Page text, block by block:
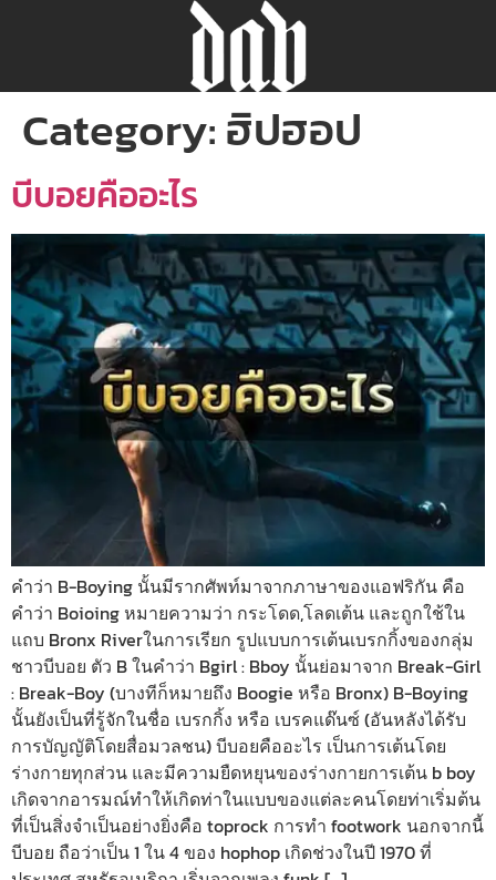
Category:ฮิปฮอป
บีบอยคืออะไร
คำว่า B-Boying นั้นมีรากศัพท์มาจากภาษาของแอฟริกัน คือ
คำว่า Boioing หมายความว่า กระโดด,โลดเต้น และถูกใช้ใน
แถบ Bronx Riverในการเรียก รูปแบบการเต้นเบรกกิ้งของกลุ่ม
ชาวบีบอย ตัว B ในคำว่า Bgirl : Bboy นั้นย่อมาจาก Break-Girl
: Break-Boy (บางทีก็หมายถึง Boogie หรือ Bronx) B-Boying
นั้นยังเป็นที่รู้จักในชื่อ เบรกกิ้ง หรือ เบรคแด๊นซ์ (อันหลังได้รับ
การบัญญัติโดยสื่อมวลชน) บีบอยคืออะไร เป็นการเต้นโดย
ร่างกายทุกส่วน และมีความยืดหยุนของร่างกายการเต้น b boy
เกิดจากอารมณ์ทำให้เกิดท่าในแบบของแต่ละคนโดยท่าเริ่มต้น
ที่เป็นสิ่งจำเป็นอย่างยิ่งคือ toprock การทำ footwork นอกจากนี้
บีบอย ถือว่าเป็น 1 ใน 4 ของ hophop เกิดช่วงในปี 1970 ที่